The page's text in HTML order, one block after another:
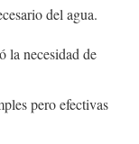
del agua.
la necesidad de
pero efectivas